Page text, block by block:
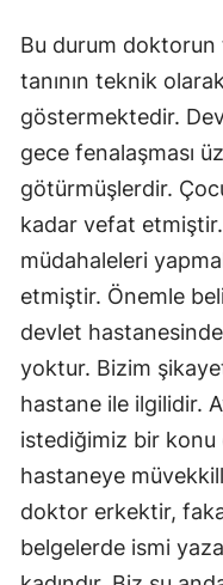
Bu durum doktorun
tanının teknik
göstermektedir.
gece fenalaşması
götürmüşlerdir.
kadar vefat
müdahaleleri
etmiştir. Önemle
devlet
yoktur. Bizim
hastane ile ilgilidir.
istediğimiz bir konu
hastaneye
doktor erkektir,
belgelerde ismi